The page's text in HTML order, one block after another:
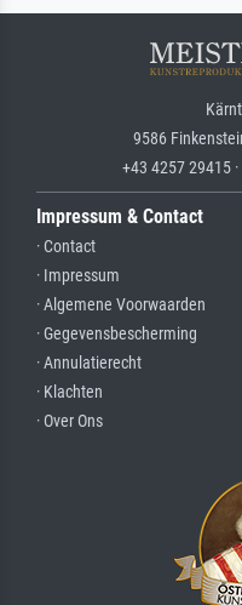
9586
+43 4257 29415
Impressum & Contact
· Contact
· Impressum
· Algemene Voorwaarden
· Gegevensbescherming
· Annulatierecht
· Klachten
· Over Ons